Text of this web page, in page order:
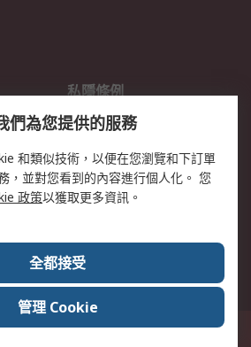
私隱條例
郵件安全
加入我們
關於RS
號 此網站的所有解釋根據英語版本© RS
們為您提供的服務
和類似技術，以便在您瀏覽和下訂單
，並對您看到的內容進行個人化。 您
政策以獲取更多資訊。
全都接受
管理 Cookie